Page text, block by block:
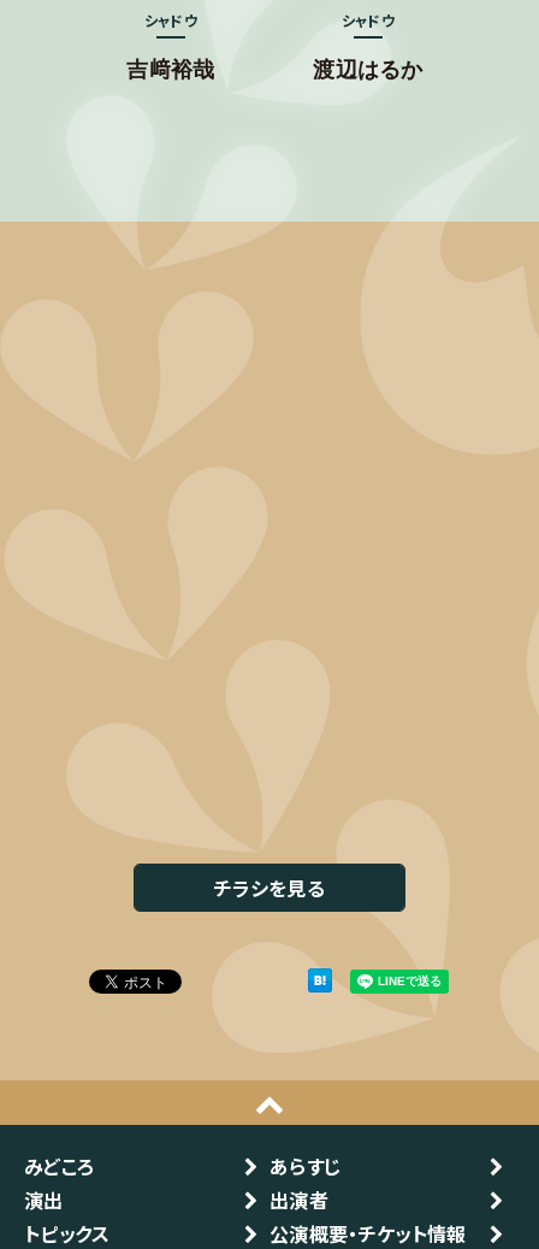
シャドウ
吉﨑裕哉
シャドウ
渡辺はるか
チラシを見る
みどころ
あらすじ
演出
出演者
トピックス
公演概要・チケット情報